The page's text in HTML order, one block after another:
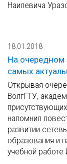
Наилевича
18.01.2018
На очередном
самых
Открывая
ВолгГТУ,
напомнил
развитии
образования и
учебной работе